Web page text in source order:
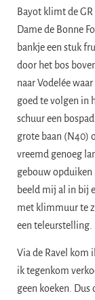
Bayot klimt de
Dame de Bonne
bankje een stuk
door het bos
naar Vodelée
goed te volgen in
schuur een
grote baan (N40)
vreemd genoeg
gebouw opduiken
beeld mij al in bij
met klimmuur te
een teleurstelling.
Via de Ravel kom
ik tegenkom
geen koeken.